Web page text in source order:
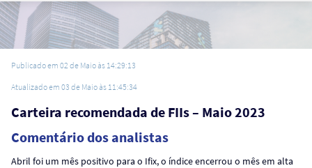
Publicado em 02 de Maio às 14:29:13
Atualizado em 03 de Maio às 11:45:34
Carteira recomendada de FIIs – Maio 2023
Comentário dos analistas
Abril foi um mês positivo para o Ifix, o índice encerrou o mês em alta